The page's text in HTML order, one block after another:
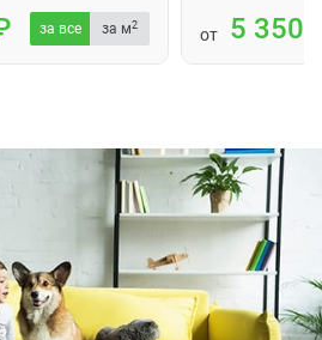
за все за м2
от 5 350